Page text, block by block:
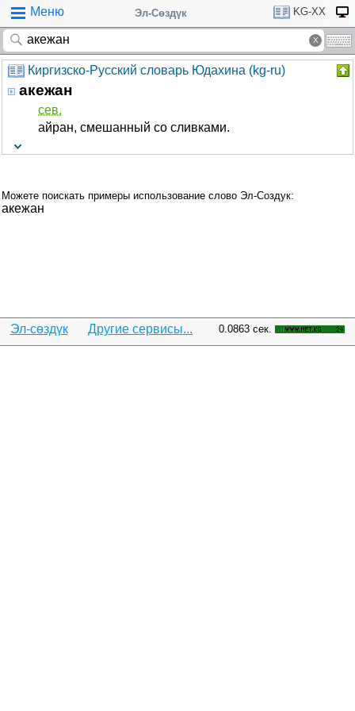
Меню Эл-Сөздүк KG-XX
Киргизско-Русский словарь Юдахина (kg-ru)
акежан
сев.
айран, смешанный со сливками.
Можете поискать примеры использование слово Эл-Создук:
акежан
Эл-сөздүк Другие сервисы... 0.0863 сек.